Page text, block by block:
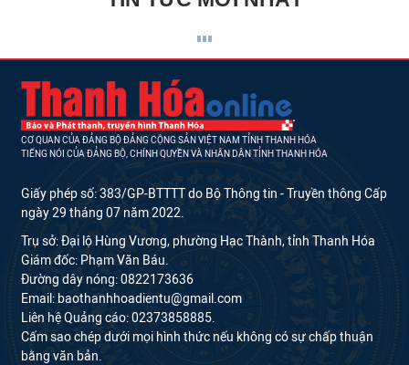
CƠ QUAN CỦA ĐẢNG BỘ ĐẢNG CỘNG SẢN VIỆT NAM TỈNH THANH HÓA
TIẾNG NÓI CỦA ĐẢNG BỘ, CHÍNH QUYỀN VÀ NHÂN DÂN TỈNH THANH HÓA
Giấy phép số: 383/GP-BTTTT do Bộ Thông tin - Truyền thông Cấp
ngày 29 tháng 07 năm 2022.
Trụ sở: Đại lộ Hùng Vương, phường Hạc Thành, tỉnh Thanh Hóa
Giám đốc: Phạm Văn Báu.
Đường dây nóng: 0822173636
Email: baothanhhoadientu@gmail.com
Liên hệ Quảng cáo: 02373858885.
Cấm sao chép dưới mọi hình thức nếu không có sự chấp thuận
bằng văn bản.